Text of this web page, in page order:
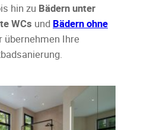
hin zu Bädern unter
WCs und Bädern ohne
Ihre